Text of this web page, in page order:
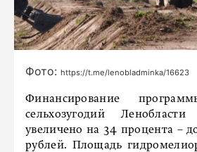
Фото: https://t.me/lenobladminka/16623
Финансирование
сельхозугодий
увеличено на 34 процента –
рублей. Площадь